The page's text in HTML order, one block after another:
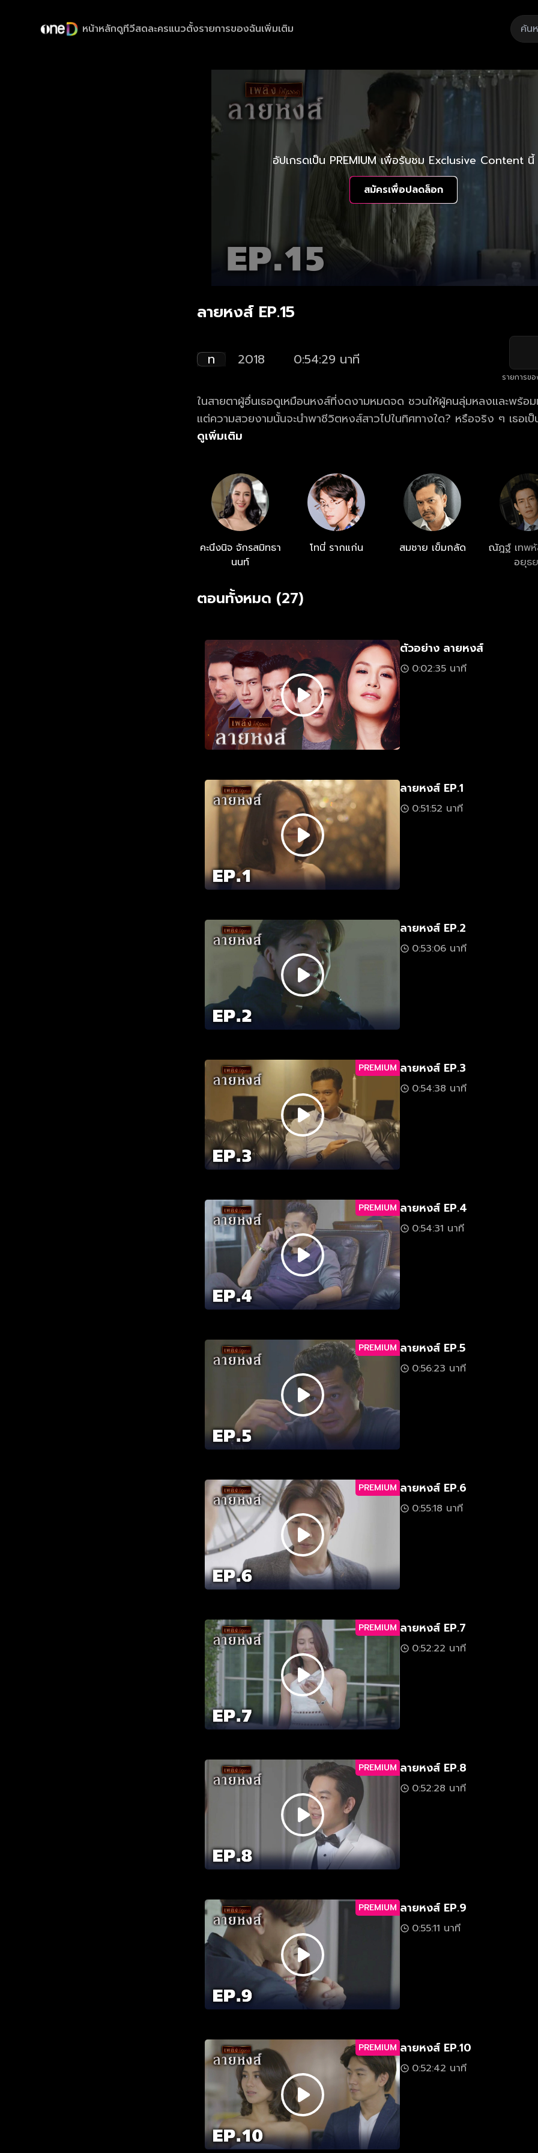
หน้าหลักดูทีวีสดละครแนวตั้งรายการของฉันเพิ่มเติม
อัปเกรดเป็น PREMIUM เพื่อรับชม Exclusive Content นี้
สมัครเพื่อปลดล็อก
ลายหงส์ EP.15
ท 2018 0:54:29 นาที
รายการข
ในสายตาผู้อื่นเธอดูเหมือนหงส์ที่งดงามหมดจด ชวนให้ผู้คนลุ่มหลงและพร้อม
แต่ความสวยงามนั้นจะนำพาชีวิตหงส์สาวไปในทิศทางใด? หรือจริง ๆ เธอเ
อาศัยลวดลายของหงส์หลอกตา แล้วถูกใช้ประโยชน์จากสิ่งที่เธอไม่เคยเป็น
ดูเพิ่มเติม
คะนึงนิจ จักรสมิทธา
นนท์
โทนี่ รากแก่น สมชาย เข็มกลัด
ณัฎฐ์ เทพ
อยุธ
ตอนทั้งหมด (27)
ตัวอย่าง ลายหงส์
0:02:35 นาที
ลายหงส์ EP.1
0:51:52 นาที
ลายหงส์ EP.2
0:53:06 นาที
PREMIUM ลายหงส์ EP.3
0:54:38 นาที
PREMIUM ลายหงส์ EP.4
0:54:31 นาที
PREMIUM ลายหงส์ EP.5
0:56:23 นาที
PREMIUM ลายหงส์ EP.6
0:55:18 นาที
PREMIUM ลายหงส์ EP.7
0:52:22 นาที
PREMIUM ลายหงส์ EP.8
0:52:28 นาที
PREMIUM ลายหงส์ EP.9
0:55:11 นาที
PREMIUM ลายหงส์ EP.10
0:52:42 นาที